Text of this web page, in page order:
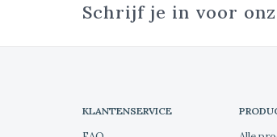
Schrijf je in voor
KLANTENSERVICE